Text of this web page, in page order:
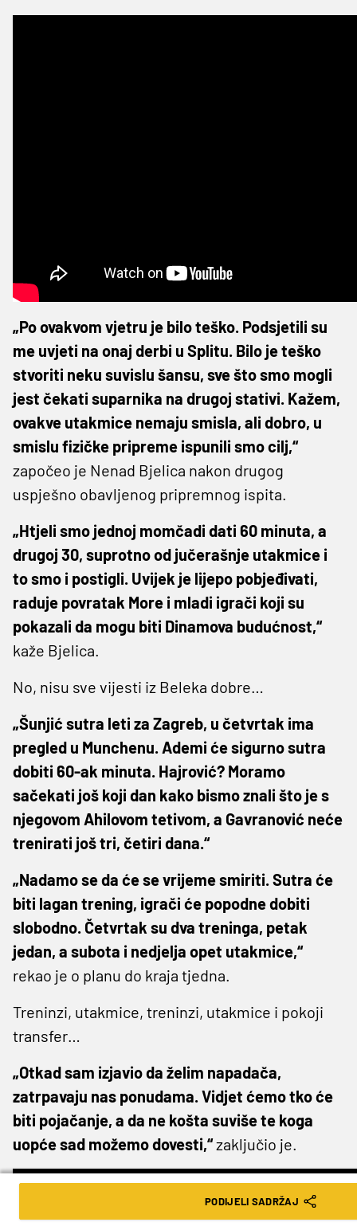
„Po ovakvom vjetru je bilo teško. Podsjetili su
me uvjeti na onaj derbi u Splitu. Bilo je teško
stvoriti neku suvislu šansu, sve što smo mogli
jest čekati suparnika na drugoj stativi. Kažem,
ovakve utakmice nemaju smisla, ali dobro, u
smislu fizičke pripreme ispunili smo cilj,“
započeo je Nenad Bjelica nakon drugog
uspješno obavljenog pripremnog ispita.
„Htjeli smo jednoj momčadi dati 60 minuta, a
drugoj 30, suprotno od jučerašnje utakmice i
to smo i postigli. Uvijek je lijepo pobjeđivati,
raduje povratak More i mladi igrači koji su
pokazali da mogu biti Dinamova budućnost,“
kaže Bjelica.
No, nisu sve vijesti iz Beleka dobre…
„Šunjić sutra leti za Zagreb, u četvrtak ima
pregled u Munchenu. Ademi će sigurno sutra
dobiti 60-ak minuta. Hajrović? Moramo
sačekati još koji dan kako bismo znali što je s
njegovom Ahilovom tetivom, a Gavranović neće
trenirati još tri, četiri dana.“
„Nadamo se da će se vrijeme smiriti. Sutra će
biti lagan trening, igrači će popodne dobiti
slobodno. Četvrtak su dva treninga, petak
jedan, a subota i nedjelja opet utakmice,“
rekao je o planu do kraja tjedna.
Treninzi, utakmice, treninzi, utakmice i pokoji
transfer…
„Otkad sam izjavio da želim napadača,
zatrpavaju nas ponudama. Vidjet ćemo tko će
biti pojačanje, a da ne košta suviše te koga
uopće sad možemo dovesti,“zaključio je.
PODIJELI SADRŽAJ